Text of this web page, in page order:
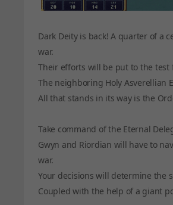
Dark Deity is back! A quarter of a
war.
Their efforts will be put to the test
The neighboring Holy Asverellian
All that stands in its way is the
Take command of the Eternal
Gwyn and Riordian will have to
war.
Your decisions will determine the
Coupled with the help of a giant